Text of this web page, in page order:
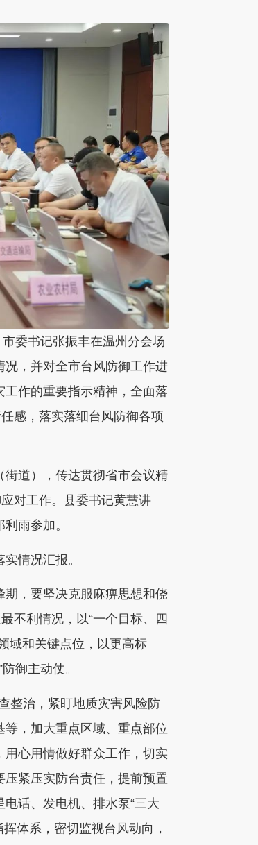
委书记张振丰在温州分会场
，并对全市台风防御工作进
作的重要指示精神，全面落
感，落实落细台风防御各项
道），传达贯彻省市会议精
对工作。县委书记黄慧讲
雨参加。
情况汇报。
，要坚决克服麻痹思想和侥
不利情况，以“一个目标、四
域和关键点位，以更高标
御主动仗。
整治，紧盯地质灾害风险防
，加大重点区域、重点部位
心用情做好群众工作，切实
紧压实防台责任，提前预置
话、发电机、排水泵“三大
体系，密切监视台风动向，